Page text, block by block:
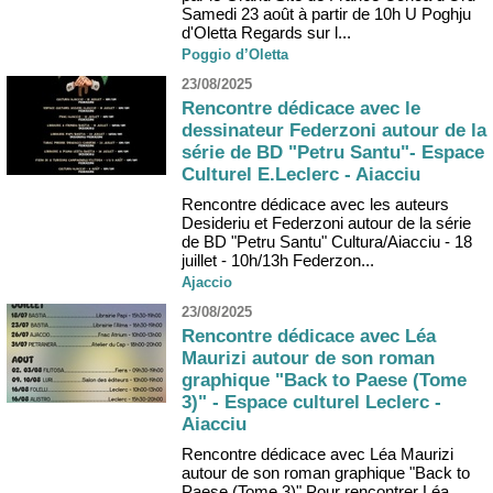
Samedi 23 août à partir de 10h U Poghju
d'Oletta Regards sur l...
Poggio d’Oletta
23/08/2025
Rencontre dédicace avec le
dessinateur Federzoni autour de la
série de BD "Petru Santu"- Espace
Culturel E.Leclerc - Aiacciu
Rencontre dédicace avec les auteurs
Desideriu et Federzoni autour de la série
de BD "Petru Santu" Cultura/Aiacciu - 18
juillet - 10h/13h Federzon...
Ajaccio
23/08/2025
Rencontre dédicace avec Léa
Maurizi autour de son roman
graphique "Back to Paese (Tome
3)" - Espace culturel Leclerc -
Aiacciu
Rencontre dédicace avec Léa Maurizi
autour de son roman graphique "Back to